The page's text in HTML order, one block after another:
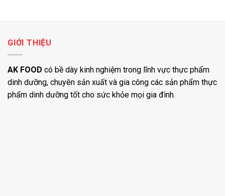
GIỚI THIỆU
AK FOOD có bề dày kinh nghiệm trong lĩnh vực thực phẩm
dinh dưỡng, chuyên sản xuất và gia công các sản phẩm thực
phẩm dinh dưỡng tốt cho sức khỏe mọi gia đình.